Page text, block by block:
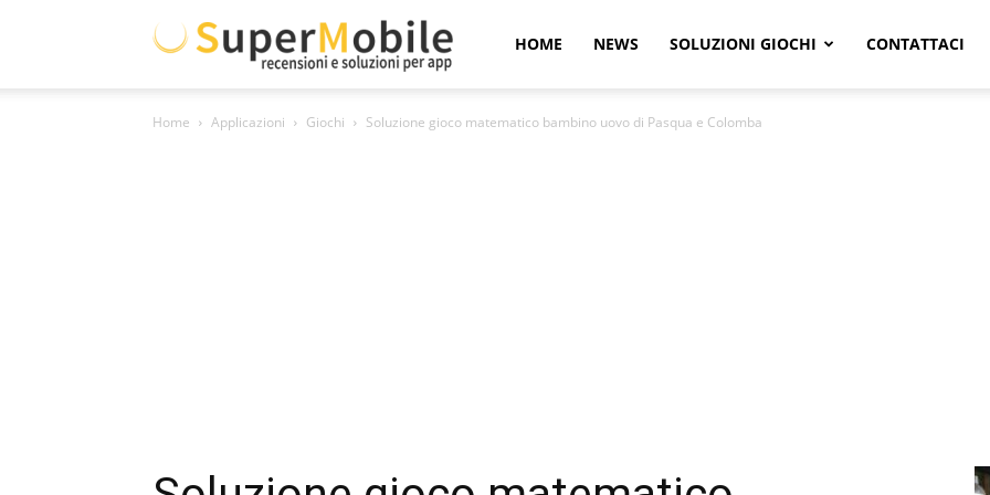
Super
Mobile
HOME NEWS SOLUZIONI GIOCHI CONTATTACI
Home Applicazioni Giochi Soluzione gioco matematico bambino uovo di Pasqua e Colomba